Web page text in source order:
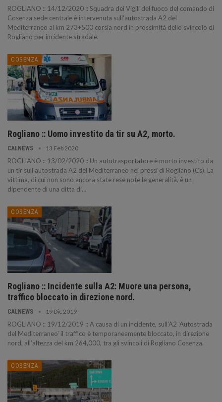
ROGLIANO :: 14/12/2020 :: Squadra dei Vigili del fuoco del comando di
Cosenza sede centrale è intervenuta sull'autostrada A2 del
Mediterraneo al km 273+500 corsia nord in prossimità dello svincolo di
Rogliano per incidente stradale.
COSENZA
Rogliano :: Uomo investito da tir su A2, morto.
CALNEWS 13 Feb 2020
ROGLIANO :: 13/02/2020 :: Un autotrasportatore è morto investito da
un tir sull'autostrada A2 del Mediterraneo nei pressi di Rogliano (Cs). La
vittima, di cui non sono ancora state rese note le generalità, è un
dipendente di una ditta di…
COSENZA
Rogliano :: Incidente sulla A2: Muore una persona,
traffico bloccato in direzione nord.
CALNEWS 19 Dic 2019
ROGLIANO :: 19/12/2019 :: A causa di un incidente, sull'A2 'Autostrada
del Mediterraneo' il traffico è temporaneamente bloccato, in direzione
nord, all’altezza del km 264,000, tra gli svincoli di Rogliano Cosenza.
COSENZA